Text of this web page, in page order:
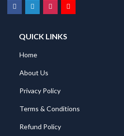
QUICK LINKS
Home
About Us
Privacy Policy
Terms & Conditions
Refund Policy